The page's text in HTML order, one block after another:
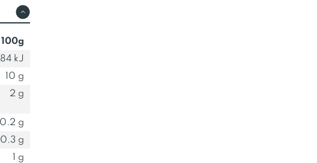
kJ
10 g
2 g
g
0.3 g
1 g